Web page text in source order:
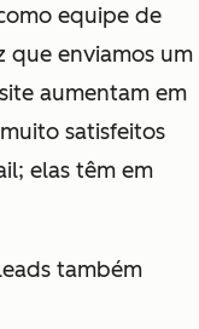
equipe de
que enviamos um
aumentam em
satisfeitos
elas têm em
também